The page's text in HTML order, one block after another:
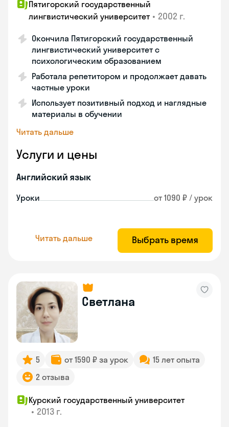
Пятигорский государственный
лингвистический университет • 2002 г.
Окончила Пятигорский государственный
лингвистический университет с
психологическим образованием
Работала репетитором и продолжает давать
частные уроки
Использует позитивный подход и наглядные
материалы в обучении
Читать дальше
Услуги и цены
Английский язык
Уроки от 1090 ₽ / урок
Читать дальше Выбрать время
Светлана
5 от 1590 ₽ за урок
15 лет опыта
2 отзыва
Курский государственный университет
• 2013 г.